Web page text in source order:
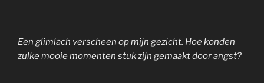
Een glimlach verscheen op mijn gezicht. Hoe konden
zulke mooie momenten stuk zijn gemaakt door angst?